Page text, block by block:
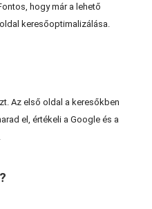
hogy már a lehető
keresőoptimalizálása.
Az első oldal a keresőkben
el, értékeli a Google és a